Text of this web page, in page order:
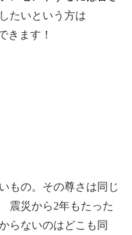
たいという方は
きます！
もの。その尊さは同じ
震災から2年もたった
らないのはどこも同